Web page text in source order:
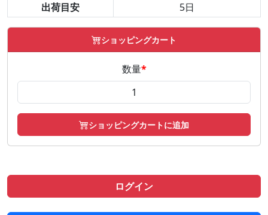
出荷目安
5日
ショッピングカート
数量*
ショッピングカートに追加
ログイン